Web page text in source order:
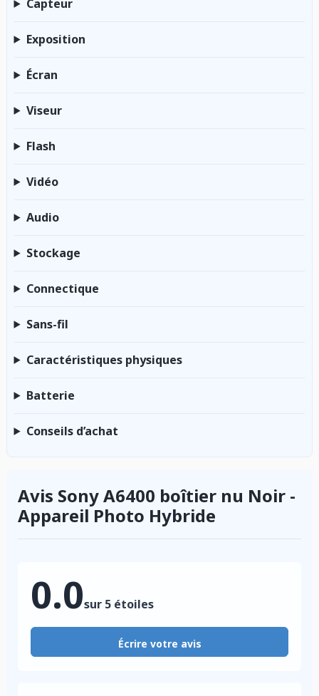
Capteur
Exposition
Écran
Viseur
Flash
Vidéo
Audio
Stockage
Connectique
Sans-fil
Caractéristiques physiques
Batterie
Conseils d’achat
Avis Sony A6400 boîtier nu Noir -
Appareil Photo Hybride
0.0sur 5 étoiles
Écrire votre avis